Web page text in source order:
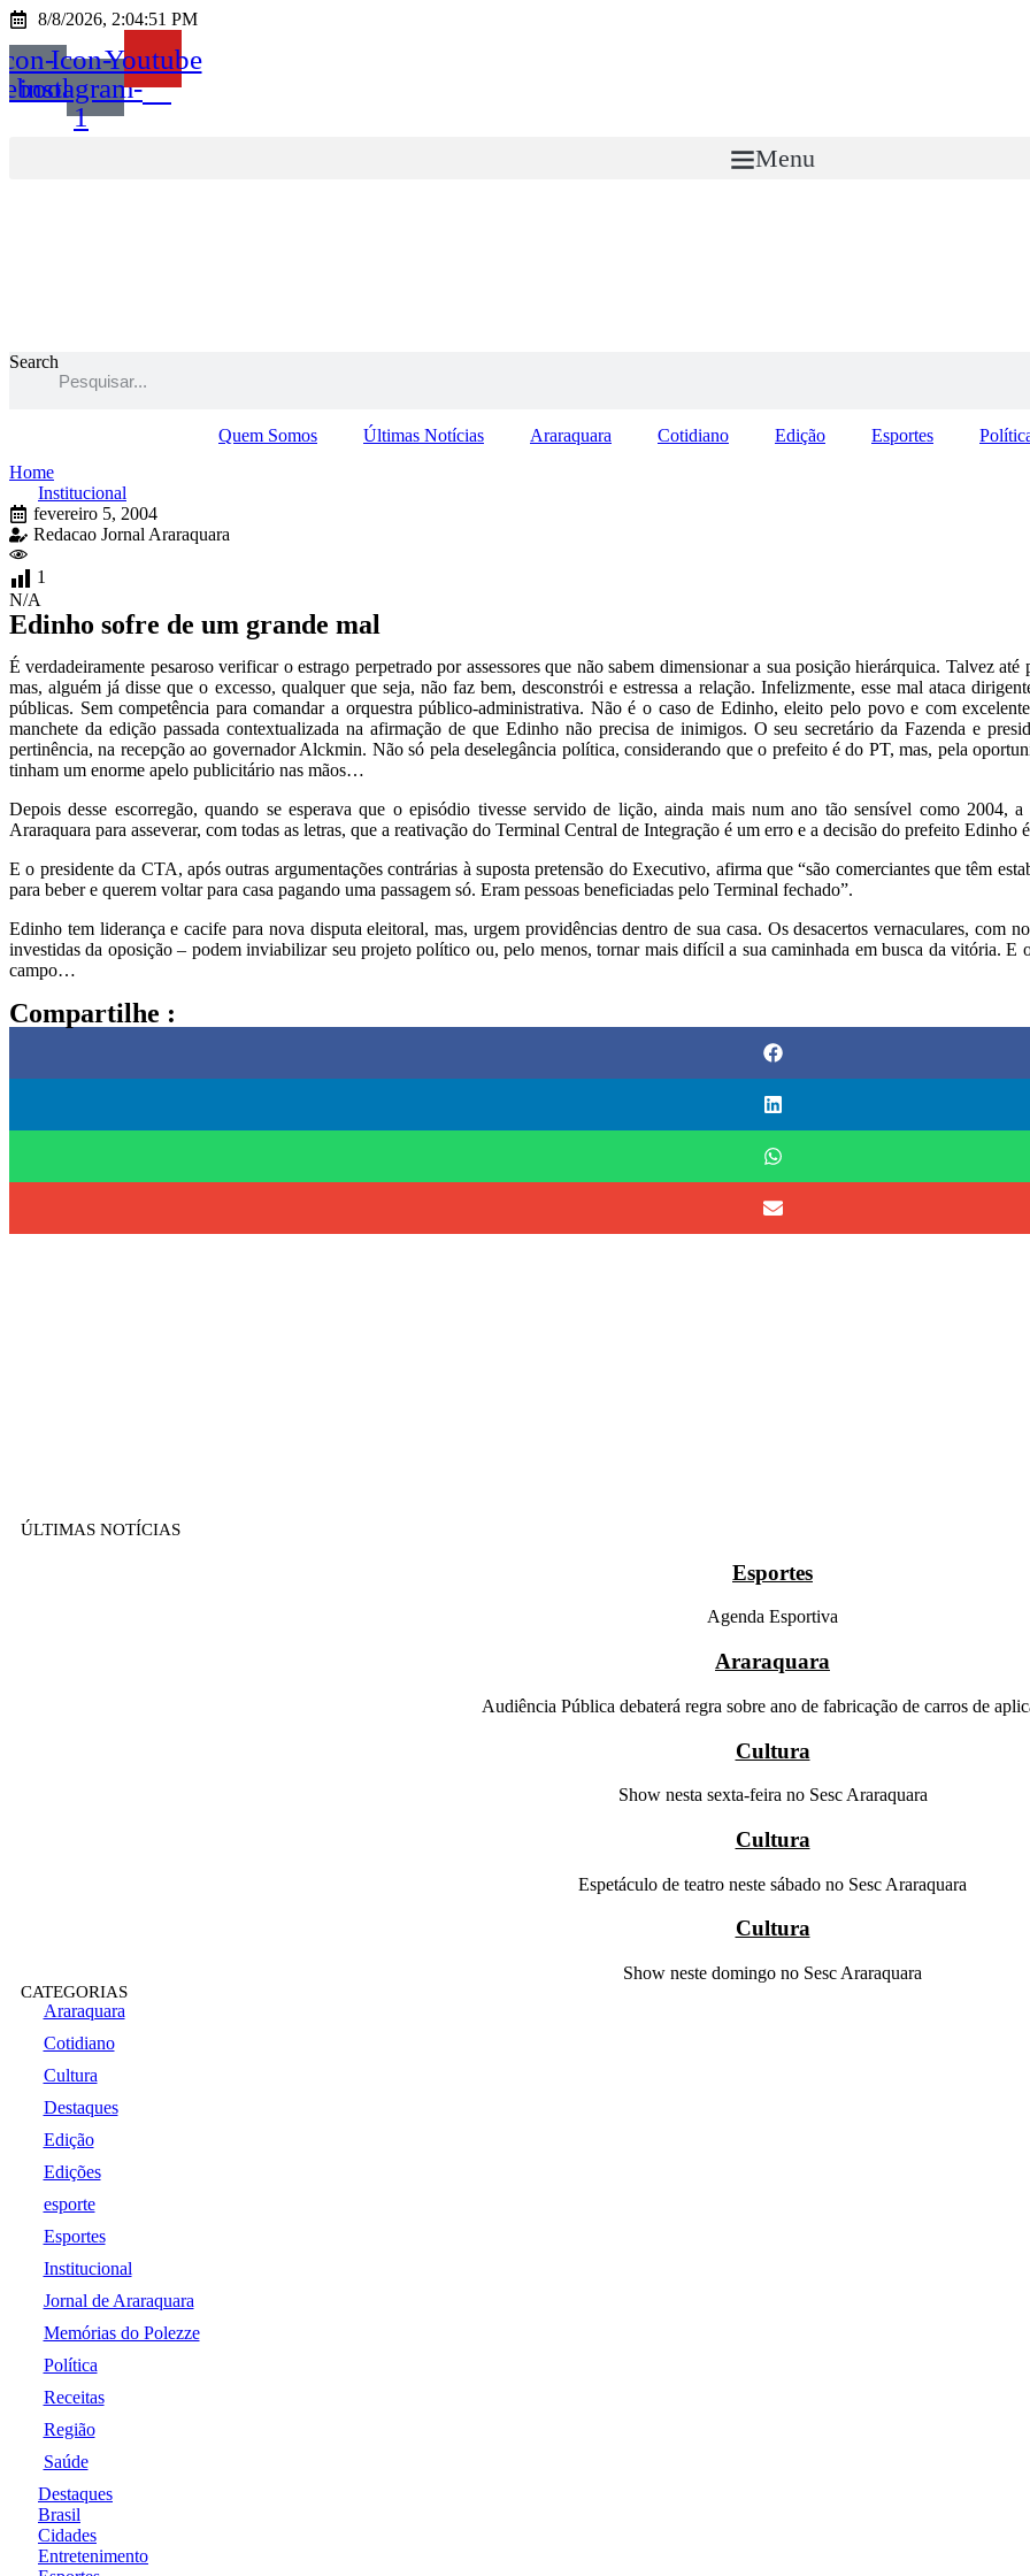
Ir
o
conteúdo
8/8/2026, 2:04:51 PM
Icon-
instagram-
1
Youtube
Menu
Search
Quem Somos Últimas Notícias Araraquara Cotidiano Edição Esportes
Home
Institucional
fevereiro 5, 2004
Redacao Jornal Araraquara
1
N/A
Edinho sofre de um grande mal
É verdadeiramente pesaroso verificar o estrago perpetrado por assessores que não sabem dimensionar a sua posição hierárquica. Talvez
mas, alguém já disse que o excesso, qualquer que seja, não faz bem, desconstrói e estressa a relação. Infelizmente, esse mal ataca
públicas. Sem competência para comandar a orquestra público-administrativa. Não é o caso de Edinho, eleito pelo povo e com
manchete da edição passada contextualizada na afirmação de que Edinho não precisa de inimigos. O seu secretário da Fazenda e
pertinência, na recepção ao governador Alckmin. Não só pela deselegância política, considerando que o prefeito é do PT, mas, pela
tinham um enorme apelo publicitário nas mãos…
Depois desse escorregão, quando se esperava que o episódio tivesse servido de lição, ainda mais num ano tão sensível como 2004,
Araraquara para asseverar, com todas as letras, que a reativação do Terminal Central de Integração é um erro e a decisão do prefeito Edinho
E o presidente da CTA, após outras argumentações contrárias à suposta pretensão do Executivo, afirma que “são comerciantes que têm
para beber e querem voltar para casa pagando uma passagem só. Eram pessoas beneficiadas pelo Terminal fechado”.
Edinho tem liderança e cacife para nova disputa eleitoral, mas, urgem providências dentro de sua casa. Os desacertos vernaculares, com
investidas da oposição – podem inviabilizar seu projeto político ou, pelo menos, tornar mais difícil a sua caminhada em busca da vitória. E
campo…
Compartilhe :
ÚLTIMAS NOTÍCIAS
Esportes
Agenda Esportiva
Araraquara
Audiência Pública debaterá regra sobre ano de fabricação de carros de
Cultura
Show nesta sexta-feira no Sesc Araraquara
Cultura
Espetáculo de teatro neste sábado no Sesc Araraquara
Cultura
Show neste domingo no Sesc Araraquara
CATEGORIAS
Araraquara
Cotidiano
Cultura
Destaques
Edição
Edições
esporte
Esportes
Institucional
Jornal de Araraquara
Memórias do Polezze
Política
Receitas
Região
Saúde
Destaques
Brasil
Cidades
Entretenimento